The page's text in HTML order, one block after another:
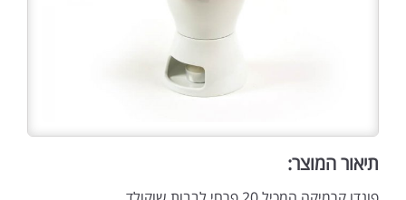
תיאור המוצר: